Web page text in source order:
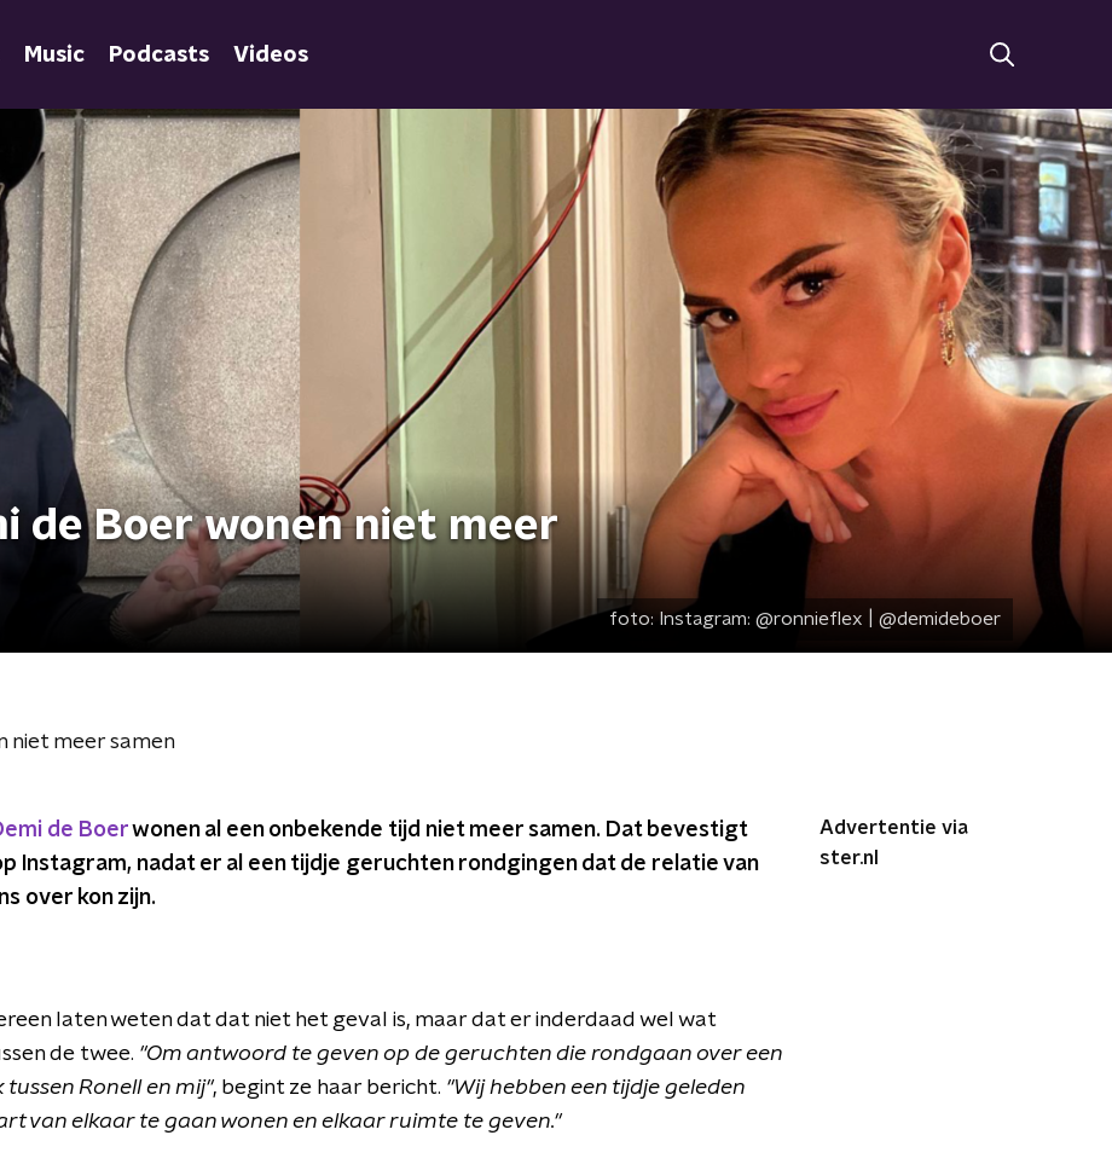
Music Podcasts Videos
de Boer wonen niet meer
foto: Instagram: @ronnieflex | @demideboer
niet meer samen
de Boerwonen al een onbekende tijd niet meer samen. Dat bevestigt
Instagram, nadat er al een tijdje geruchten rondgingen dat de relatie van
over kon zijn.
laten weten dat dat niet het geval is, maar dat er inderdaad wel wat
de twee. "Om antwoord te geven op de geruchten die rondgaan over een
Ronell en mij", begint ze haar bericht. "Wij hebben een tijdje geleden
van elkaar te gaan wonen en elkaar ruimte te geven."
Advertentie via
ster.nl